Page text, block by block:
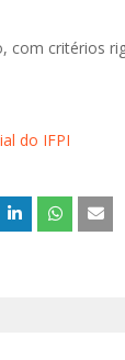
com critérios
do IFPI